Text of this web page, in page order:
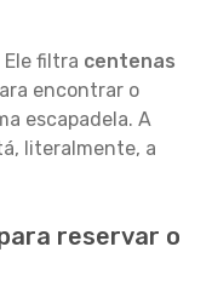
Ele filtra centenas
encontrar o
escapadela. A
literalmente, a
reservar o